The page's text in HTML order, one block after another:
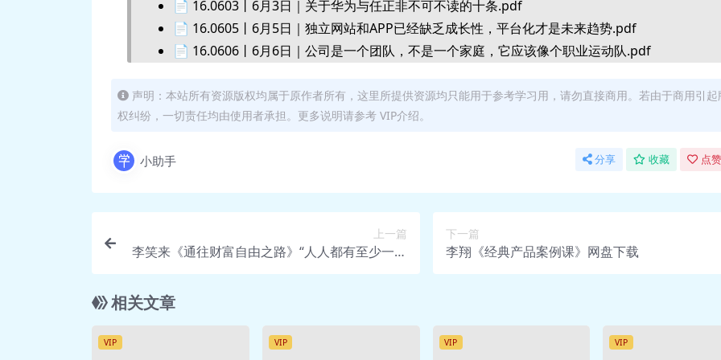
📄 16.0603丨6月3日｜关于华为与任正非不可不读的十条.pdf
📄 16.0605丨6月5日｜独立网站和APP已经缺乏成长性，平台化才是未来趋势.pdf
📄 16.0606丨6月6日｜公司是一个团队，不是一个家庭，它应该像个职业运动队.pdf
📄 16.0608丨6月8日｜现实需要学习甚至模仿游戏，而不是强制人们远离游戏.pdf
📄 16.0609丨6月9日｜何为美好生活？以及为什么有人愿意选择“累成狗”？.pdf
📄 16.0611丨6月11日｜创始CEO如何避免被踢出局.pdf
📄 16.0615丨6月15日｜马云在阿里巴巴投资日大会上说了什么值得细读的话.pdf
📄 16.0616丨6月16日｜“现在应该有很多人在用头撞墙，后悔不迭”.pdf
📄 16.0619丨6月19日｜阿里巴巴和滴滴业务扩张时的用人秘诀.pdf
📄 16.0621丨6月21日｜“无论什么时代，都要有工作纪律”.pdf
声明：本站所有资源版权均属于原作者所有，这里所提供资源均只能用于参考学习用，请勿直接商用。若由于商用引起
权纠纷，一切责任均由使用者承担。更多说明请参考 VIP介绍。
小助手 分享 收藏 点
上一篇
李笑来《通往财富自由之路》“人人都有至少一次
下一篇
李翔《经典产品案例课》网盘下载
相关文章
VIP VIP VIP VIP